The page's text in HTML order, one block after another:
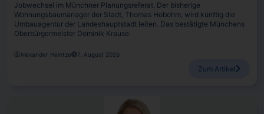
Jobwechsel im Münchner Planungsreferat. Der bisherige
Wohnungsbaumanager der Stadt, Thomas Hobohm, wird künftig die
Umbauagentur der Landeshauptstadt leiten. Das bestätigte Münchens
Oberbürgermeister Dominik Krause.
Alexander Heintze 7. August 2026
Zum Artikel